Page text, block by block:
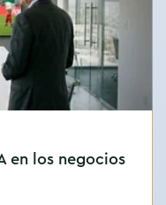
en los negocios